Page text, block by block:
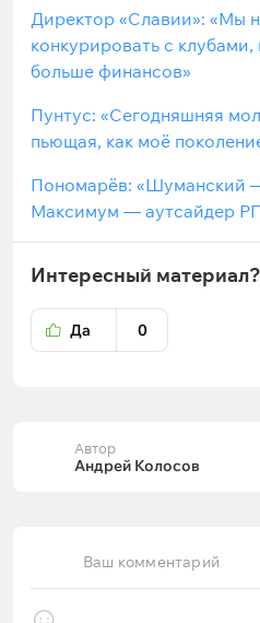
Директор «Славии»: «Мы
конкурировать с
больше финансов»
Пунтус: «Сегодняшняя
пьющая, как моё
Пономарёв: «Шуманский
Максимум — аутсайдер
Интересный материал?
Да 0
Автор
Андрей Колосов
Ваш комментарий